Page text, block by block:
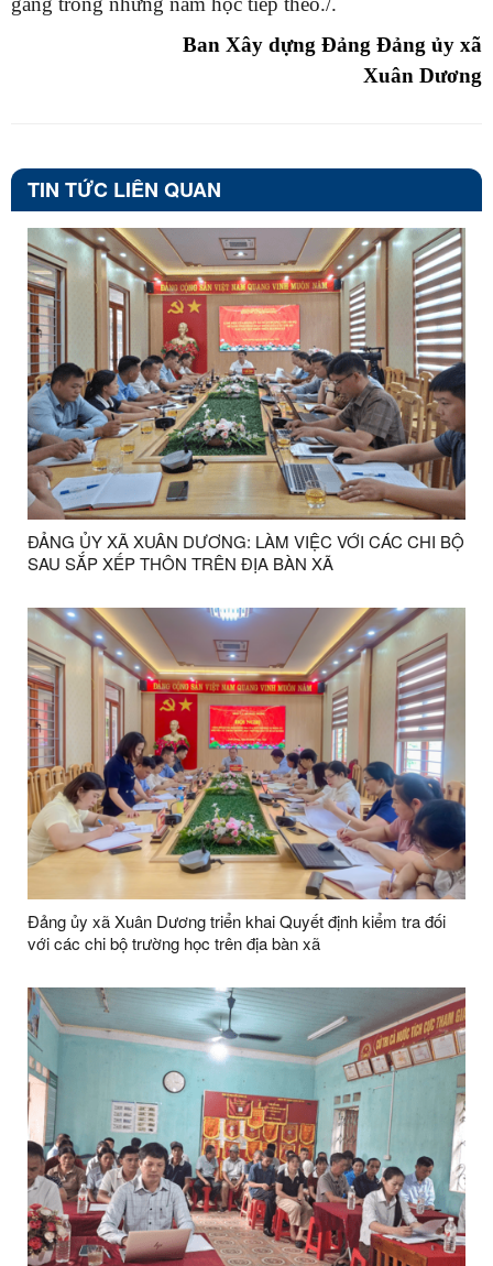
Ban Xây dựng Đảng Đảng ủy xã
Xuân Dương
TIN TỨC LIÊN QUAN
ĐẢNG ỦY XÃ XUÂN DƯƠNG: LÀM VIỆC VỚI CÁC CHI BỘ
SAU SẮP XẾP THÔN TRÊN ĐỊA BÀN XÃ
Đảng ủy xã Xuân Dương triển khai Quyết định kiểm tra đối
với các chi bộ trường học trên địa bàn xã